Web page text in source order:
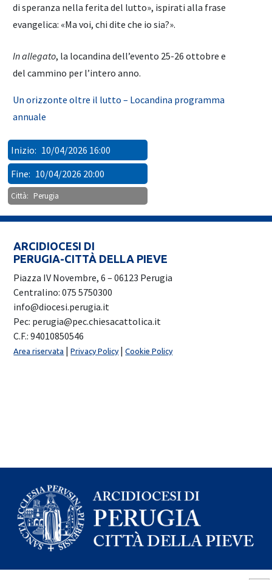
di speranza nella ferita del lutto», ispirati alla frase
evangelica: «Ma voi, chi dite che io sia?».
In allegato, la locandina dell’evento 25-26 ottobre e
del cammino per l’intero anno.
Un orizzonte oltre il lutto – Locandina programma
annuale
Inizio: 10/04/2026 16:00
Fine: 10/04/2026 20:00
Città: Perugia
ARCIDIOCESI DI
PERUGIA-CITTÀ DELLA PIEVE
Piazza IV Novembre, 6 – 06123 Perugia
Centralino: 075 5750300
info@diocesi.perugia.it
Pec: perugia@pec.chiesacattolica.it
C.F.: 94010850546
Area riservata |Privacy Policy |Cookie Policy